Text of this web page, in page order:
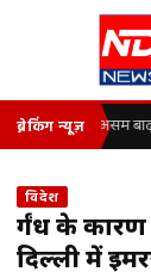
ब्रेकिंग न्यूज़ असम
विदेश
दुर्गंध के
दिल्ली में